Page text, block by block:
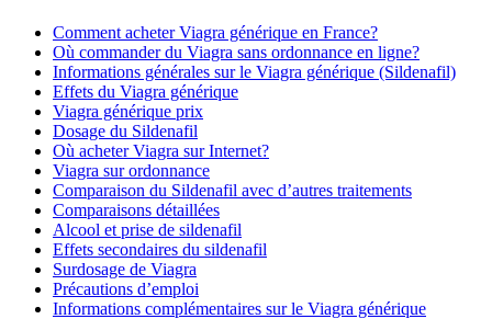
Comment acheter Viagra générique en France?
Où commander du Viagra sans ordonnance en ligne?
Informations générales sur le Viagra générique (Sildenafil)
Effets du Viagra générique
Viagra générique prix
Dosage du Sildenafil
Où acheter Viagra sur Internet?
Viagra sur ordonnance
Comparaison du Sildenafil avec d’autres traitements
Comparaisons détaillées
Alcool et prise de sildenafil
Effets secondaires du sildenafil
Surdosage de Viagra
Précautions d’emploi
Informations complémentaires sur le Viagra générique